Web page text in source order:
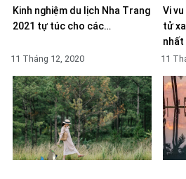
Kinh nghiệm du lịch Nha Trang
2021 tự túc cho các…
11 Tháng 12, 2020
Vi
tử
nhất
11